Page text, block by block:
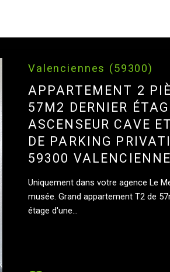
Valenciennes (59300)
APPARTEMENT 2
57M2 DERNIER
ASCENSEUR CAVE
DE PARKING
59300
Uniquement dans votre agence Le
musée. Grand appartement T2 de
étage d'une...